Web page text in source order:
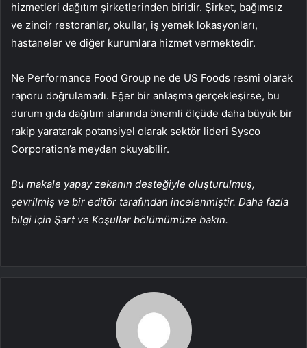
hizmetleri dağıtım şirketlerinden biridir. Şirket, bağımsız
ve zincir restoranlar, okullar, iş yemek lokasyonları,
hastaneler ve diğer kurumlara hizmet vermektedir.
Ne Performance Food Group ne de US Foods resmi olarak
raporu doğrulamadı. Eğer bir anlaşma gerçekleşirse, bu
durum gıda dağıtım alanında önemli ölçüde daha büyük bir
rakip yaratarak potansiyel olarak sektör lideri Sysco
Corporation’a meydan okuyabilir.
Bu makale yapay zekanın desteğiyle oluşturulmuş,
çevrilmiş ve bir editör tarafından incelenmiştir. Daha fazla
bilgi için Şart ve Koşullar bölümümüze bakın.